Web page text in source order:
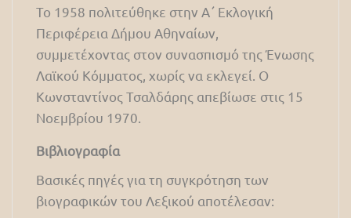
Το 1958 πολιτεύθηκε στην Α΄ Εκλογική
Περιφέρεια Δήμου Αθηναίων,
συμμετέχοντας στον συνασπισμό της Ένωσης
Λαϊκού Κόμματος, χωρίς να εκλεγεί. Ο
Κωνσταντίνος Τσαλδάρης απεβίωσε στις 15
Νοεμβρίου 1970.
Βιβλιογραφία
Βασικές πηγές για τη συγκρότηση των
βιογραφικών του Λεξικού αποτέλεσαν: